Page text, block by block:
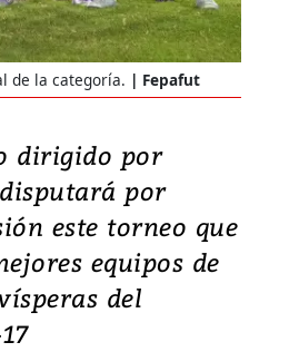
de la categoría. Fepafut
dirigido por
por
este torneo que
equipos de
del
de la Lotería Nacional de
habla de la lotería
auditorías internas y su
modernizar la institución